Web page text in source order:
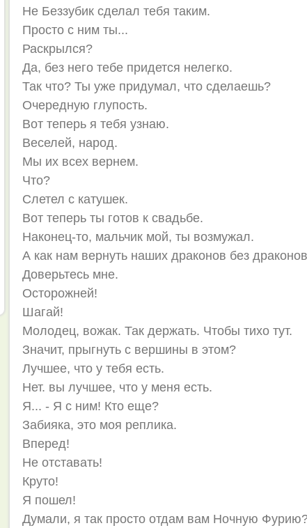
Не Беззубик сделал тебя таким.
Просто с ним ты...
Раскрылся?
Да, без него тебе придется нелегко.
Так что? Ты уже придумал, что сделаешь?
Очередную глупость.
Вот теперь я тебя узнаю.
Веселей, народ.
Мы их всех вернем.
Что?
Слетел с катушек.
Вот теперь ты готов к свадьбе.
Наконец-то, мальчик мой, ты возмужал.
А как нам вернуть наших драконов без
Доверьтесь мне.
Осторожней!
Шагай!
Молодец, вожак. Так держать. Чтобы тихо тут.
Значит, прыгнуть с вершины в этом?
Лучшее, что у тебя есть.
Нет. вы лучшее, что у меня есть.
Я... - Я с ним! Кто еще?
Забияка, это моя реплика.
Вперед!
Не отставать!
Круто!
Я пошел!
Думали, я так просто отдам вам Ночную